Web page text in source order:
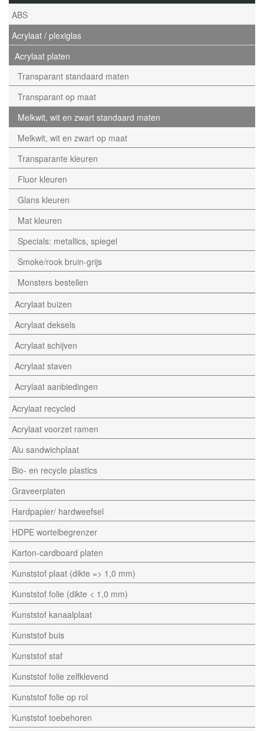
ABS
Acrylaat / plexiglas
Acrylaat platen
Transparant standaard maten
Transparant op maat
Melkwit, wit en zwart standaard maten
Melkwit, wit en zwart op maat
Transparante kleuren
Fluor kleuren
Glans kleuren
Mat kleuren
Specials: metallics, spiegel
Smoke/rook bruin-grijs
Monsters bestellen
Acrylaat buizen
Acrylaat deksels
Acrylaat schijven
Acrylaat staven
Acrylaat aanbiedingen
Acrylaat recycled
Acrylaat voorzet ramen
Alu sandwichplaat
Bio- en recycle plastics
Graveerplaten
Hardpapier/ hardweefsel
HDPE wortelbegrenzer
Karton-cardboard platen
Kunststof plaat (dikte => 1,0 mm)
Kunststof folie (dikte < 1,0 mm)
Kunststof kanaalplaat
Kunststof buis
Kunststof staf
Kunststof folie zelfklevend
Kunststof folie op rol
Kunststof toebehoren